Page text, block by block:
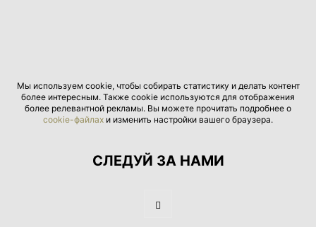
Мы используем cookie, чтобы собирать статистику и делать контент
более интересным. Также cookie используются для отображения
более релевантной рекламы. Вы можете прочитать подробнее о
cookie-файлах и изменить настройки вашего браузера.
СЛЕДУЙ ЗА НАМИ